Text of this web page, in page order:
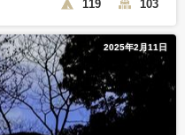
119 103
2025年2月11日